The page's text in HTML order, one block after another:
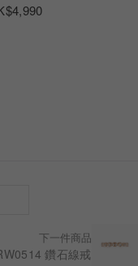
下一件商品
鑽石線戒